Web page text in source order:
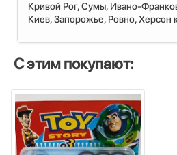
Кривой Рог, Сумы, Ивано-
Киев, Запорожье, Ровно, Херсон
С этим покупают: